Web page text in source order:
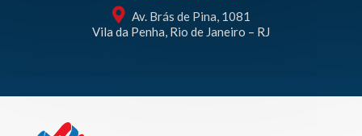
Av. Brás de Pina, 1081
Vila da Penha, Rio de Janeiro – RJ